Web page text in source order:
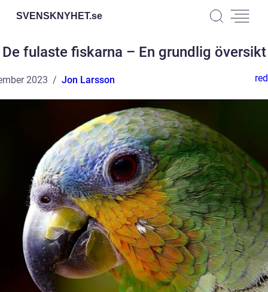
SVENSKNYHET.se
De fulaste fiskarna – En grundlig översikt
2023 Jon Larsson